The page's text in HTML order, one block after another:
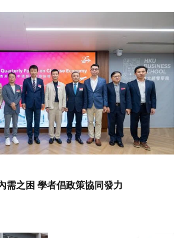
需之困 學者倡政策協同發力